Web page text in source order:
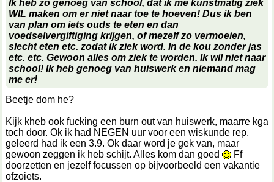
Ik heb zo genoeg van school, dat ik me kunstmatig ziek
WIL maken om er niet naar toe te hoeven! Dus ik ben
van plan om iets ouds te eten en dan
voedselvergiftiging krijgen, of mezelf zo vermoeien,
slecht eten etc. zodat ik ziek word. In de kou zonder jas
etc. etc. Gewoon alles om ziek te worden. Ik wil niet naar
school! Ik heb genoeg van huiswerk en niemand mag
me er!
Beetje dom he?
Kijk kheb ook fucking een burn out van huiswerk, maarre kga
toch door. Ok ik had NEGEN uur voor een wiskunde rep.
geleerd had ik een 3.9. Ok daar word je gek van, maar
gewoon zeggen ik heb schijt. Alles kom dan goed
Ff
doorzetten en jezelf focussen op bijvoorbeeld een vakantie
ofzoiets.